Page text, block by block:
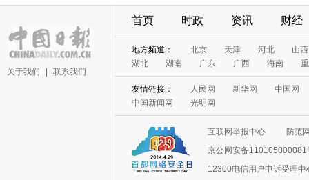
关于我们 联系我们
首页 时政 资讯 财经
地方频道： 北京 天津 河北
山西
湖北
湖南 广东 广西 海南
友情链接： 人民网 新华网
中国网
中国新闻网
光明网
互联网举报中心
防范
京公网安备110105000081
12300电信用户申诉受理中